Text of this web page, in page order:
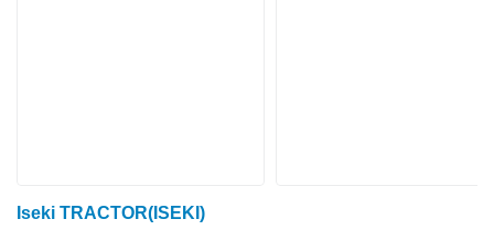
Iseki TRACTOR(ISEKI)